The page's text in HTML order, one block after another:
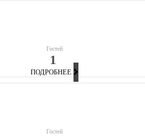
Гостей
1
ПОДРОБНЕЕ
Гостей